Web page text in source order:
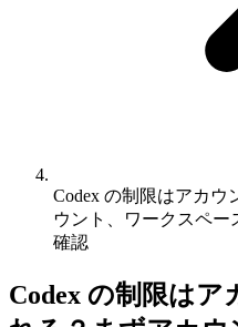
Codex の制限はアカウ
ウント、ワークスペ
確認
Codex の制限はア